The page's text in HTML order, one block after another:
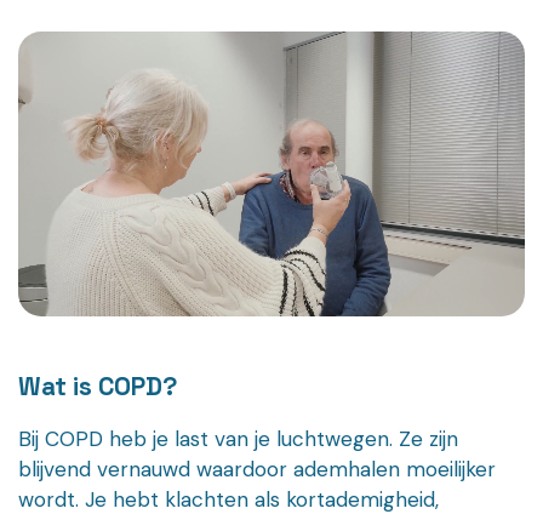
Wat is COPD?
Bij COPD heb je last van je luchtwegen. Ze zijn
blijvend vernauwd waardoor ademhalen moeilijker
wordt. Je hebt klachten als kortademigheid,